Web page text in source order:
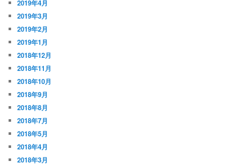
2019年4月
2019年3月
2019年2月
2019年1月
2018年12月
2018年11月
2018年10月
2018年9月
2018年8月
2018年7月
2018年5月
2018年4月
2018年3月